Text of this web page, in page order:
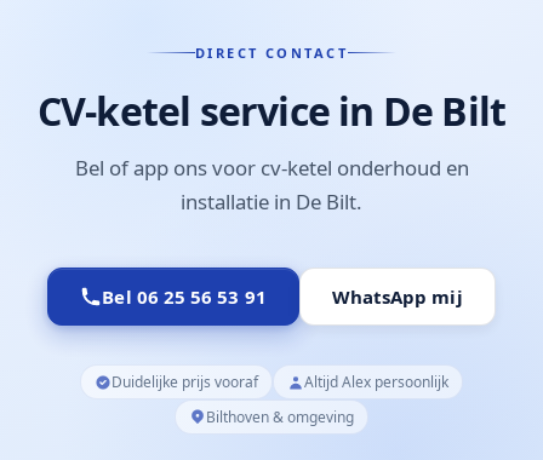
DIRECT CONTACT
CV-ketel service in De Bilt
Bel of app ons voor cv-ketel onderhoud en
installatie in De Bilt.
Bel 06 25 56 53 91 WhatsApp mij
Duidelijke prijs vooraf
Altijd Alex persoonlijk
Bilthoven & omgeving